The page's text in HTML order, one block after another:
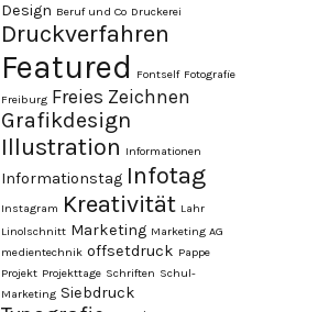
Design Beruf und Co Druckerei
Druckverfahren
Featured Fontself Fotografie
Freiburg Freies Zeichnen
Grafikdesign
Illustration Informationen
Informationstag Infotag
Instagram Kreativität Lahr
Linolschnitt Marketing Marketing AG
medientechnik offsetdruck Pappe
Projekt Projekttage Schriften Schul-
Marketing Siebdruck